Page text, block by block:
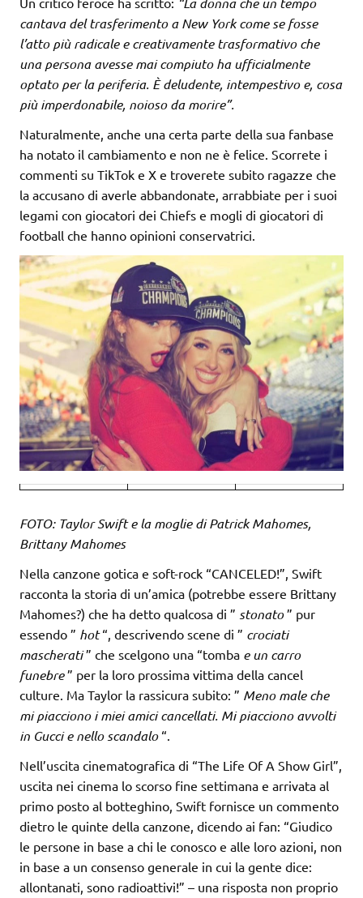
cantava del trasferimento a New York come se fosse
l’atto più radicale e creativamente trasformativo che
una persona avesse mai compiuto ha ufficialmente
optato per la periferia. È deludente, intempestivo e, cosa
più imperdonabile, noioso da morire”.
Naturalmente, anche una certa parte della sua fanbase
ha notato il cambiamento e non ne è felice. Scorrete i
commenti su TikTok e X e troverete subito ragazze che
la accusano di averle abbandonate, arrabbiate per i suoi
legami con giocatori dei Chiefs e mogli di giocatori di
football che hanno opinioni conservatrici.
FOTO: Taylor Swift e la moglie di Patrick Mahomes,
Brittany Mahomes
Nella canzone gotica e soft-rock “CANCELED!”, Swift
racconta la storia di un’amica (potrebbe essere Brittany
Mahomes?) che ha detto qualcosa di ” stonato” pur
essendo ” hot“, descrivendo scene di ” crociati
mascherati” che scelgono una “tomba e un carro
funebre” per la loro prossima vittima della cancel
culture. Ma Taylor la rassicura subito: ” Meno male che
mi piacciono i miei amici cancellati. Mi piacciono avvolti
in Gucci e nello scandalo“.
Nell’uscita cinematografica di “The Life Of A Show Girl”,
uscita nei cinema lo scorso fine settimana e arrivata al
primo posto al botteghino, Swift fornisce un commento
dietro le quinte della canzone, dicendo ai fan: “Giudico
le persone in base a chi le conosco e alle loro azioni, non
in base a un consenso generale in cui la gente dice:
allontanati, sono radioattivi!” – una risposta non proprio